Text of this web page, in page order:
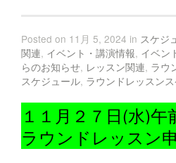
Posted on 11月 5, 2024 in スケジ
関連, イベント・講演情報, イベン
らのお知らせ, レッスン関連, ラウ
スケジュール, ラウンドレッスン
１１月２７日(水)午
ラウンドレッスン